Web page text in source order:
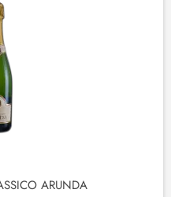
ARUNDA